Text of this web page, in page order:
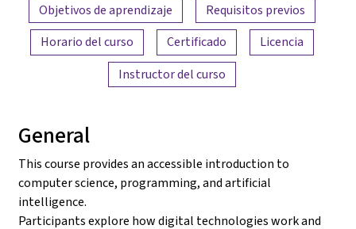
Objetivos de aprendizaje
Requisitos previos
Horario del curso
Certificado
Licencia
Instructor del curso
General
This course provides an accessible introduction to
computer science, programming, and artificial
intelligence.
Participants explore how digital technologies work and